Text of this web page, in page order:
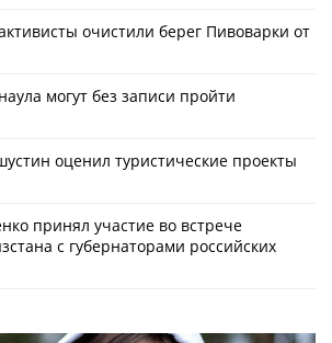
очистили берег Пивоварки от
могут без записи пройти
оценил туристические проекты
принял участие во встрече
с губернаторами российских